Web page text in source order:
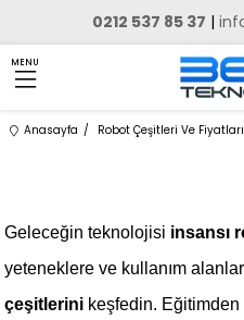
0212 537 85 37 |
MENU
Anasayfa Robot Çeşitleri Ve Fiyatları
Geleceğin teknolojisi insansı
yeteneklere ve kullanım
çeşitlerini keşfedin.